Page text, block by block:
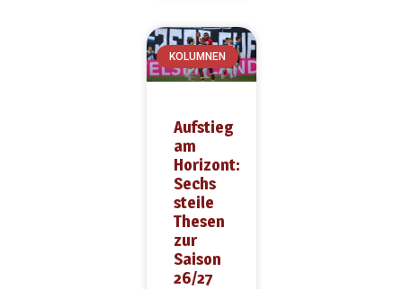
KOLUMNEN
Aufstieg
am
Horizont:
Sechs
steile
Thesen
zur
Saison
26/27